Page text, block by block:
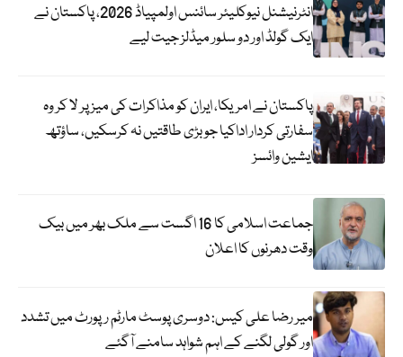
انٹرنیشنل نیوکلیئر سائنس اولمپیاڈ 2026، پاکستان نے
ایک گولڈ اور دو سلور میڈلز جیت لیے
پاکستان نے امریکا، ایران کو مذاکرات کی میز پر لا کر وہ
سفارتی کردار اداکیا جو بڑی طاقتیں نہ کرسکیں، ساؤتھ
ایشین وائسز
جماعت اسلامی کا 16 اگست سے ملک بھر میں بیک
وقت دھرنوں کا اعلان
میر رضا علی کیس: دوسری پوسٹ مارٹم رپورٹ میں تشدد
اور گولی لگنے کے اہم شواہد سامنے آگئے